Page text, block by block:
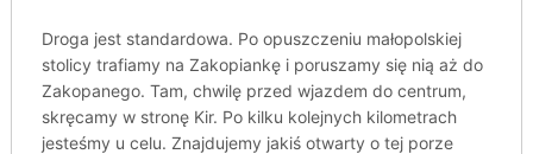
Droga jest standardowa. Po opuszczeniu małopolskiej
stolicy trafiamy na Zakopiankę i poruszamy się nią aż do
Zakopanego. Tam, chwilę przed wjazdem do centrum,
skręcamy w stronę Kir. Po kilku kolejnych kilometrach
jesteśmy u celu. Znajdujemy jakiś otwarty o tej porze